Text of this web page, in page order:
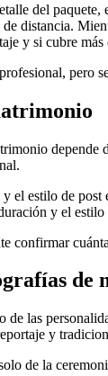
del
distancia.
y si cubre
pero
depende
el estilo de
y el estilo
confirmar
de
las
y
de la